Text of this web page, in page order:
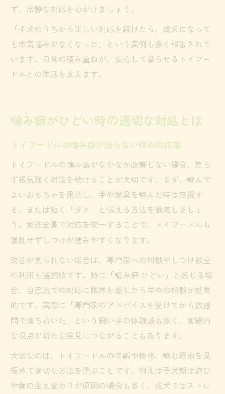
ず、冷静な対応を心がけましょう。
「子犬のうちから正しい対応を続けたら、成犬になって
も本気噛みがなくなった」という実例も多く報告されて
います。日常の積み重ねが、安心して暮らせるトイプー
ドルとの生活を支えます。
噛み癖がひどい時の適切な対処とは
トイプードルの噛み癖が治らない時の対応策
トイプードルの噛み癖がなかなか改善しない場合、焦ら
ず根気強く対策を続けることが大切です。まず、噛んで
よいおもちゃを用意し、手や家具を噛んだ時は無視す
る、または短く「ダメ」と伝える方法を徹底しましょ
う。家族全員で対応を統一することで、トイプードルも
混乱せずしつけが進みやすくなります。
改善が見られない場合は、専門家への相談やしつけ教室
の利用も選択肢です。特に「噛み癖 ひどい」と感じる場
合、自己流での対応に限界を感じたら早めの相談が効果
的です。実際に「専門家のアドバイスを受けてから数週
間で落ち着いた」という飼い主の体験談も多く、客観的
な視点が新たな発見につながることもあります。
大切なのは、トイプードルの年齢や性格、噛む理由を見
極めて適切な方法を選ぶことです。例えば子犬期は遊び
や歯の生え変わりが原因の場合も多く、成犬ではストレ